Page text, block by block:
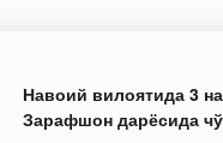
Навоий вилоятида 3
Зарафшон дарёсида